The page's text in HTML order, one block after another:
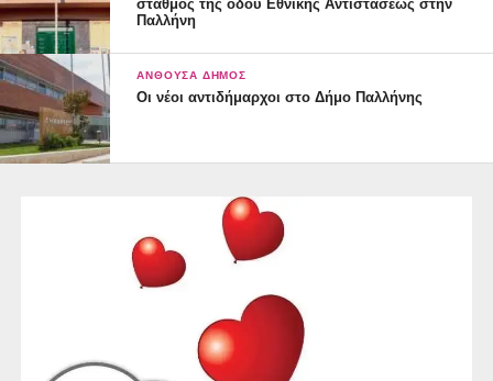
σταθμός της οδού Εθνικής Αντιστάσεως στην
Παλλήνη
ΑΝΘΟΎΣΑ ΔΉΜΟΣ
Οι νέοι αντιδήμαρχοι στο Δήμο Παλλήνης